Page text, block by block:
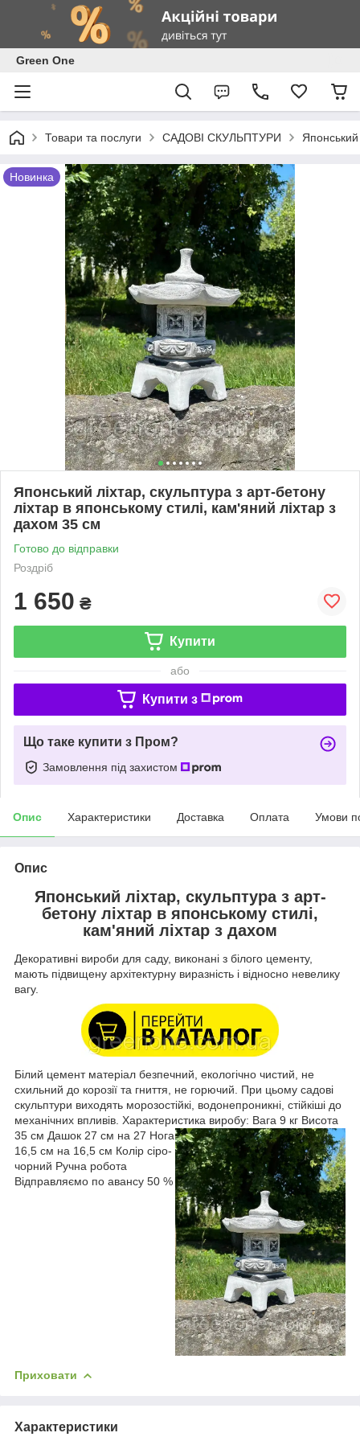
Green One
Товари та послуги САДОВІ СКУЛЬПТУРИ Японський
Новинка
Японський ліхтар, скульптура з арт-бетону
ліхтар в японському стилі, кам'яний ліхтар з
дахом 35 см
Готово до відправки
Роздріб
1 650 ₴
Купити
або
Купити з
Що таке купити з Пром?
Замовлення під захистом
Опис Характеристики Доставка Оплата Умови
Опис
Японський ліхтар, скульптура з арт-
бетону ліхтар в японському стилі,
кам'яний ліхтар з дахом
Декоративні вироби для саду, виконані з білого цементу,
мають підвищену архітектурну виразність і відносно невелику
вагу.
Білий цемент матеріал безпечний, екологічно чистий, не
схильний до корозії та гниття, не горючий. При цьому садові
скульптури виходять морозостійкі, водонепроникні, стійкіші до
механічних впливів. Характеристика виробу: Вага 9 кг Висота
35 см Дашок 27 см на 27 Нога
16,5 см на 16,5 см Колір сіро-
чорний Ручна робота
Відправляємо по авансу 50 %
Приховати
Характеристики